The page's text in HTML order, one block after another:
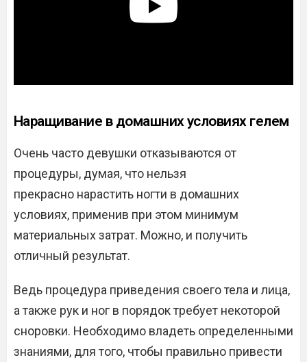
Наращивание в домашних условиях гелем
Очень часто девушки отказываются от
процедуры, думая, что нельзя
прекрасно нарастить ногти в домашних
условиях, применив при этом минимум
материальных затрат. Можно, и получить
отличный результат.
Ведь процедура приведения своего тела и лица,
а также рук и ног в порядок требует некоторой
сноровки. Необходимо владеть определенными
знаниями, для того, чтобы правильно привести